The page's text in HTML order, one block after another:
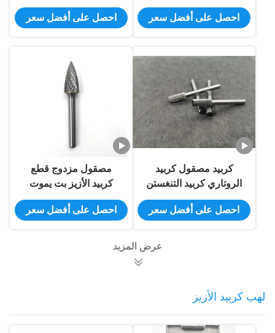
1/4 "X 1" بالحجم الكامل
احصل على أفضل سعر
حجم تخصيص
احصل على أفضل سعر
كربيد مصقول كربيد
الروتاري كربيد التنغستن
ملفات الروتاري بروز
مخصصة شعار
احصل على أفضل سعر
مصقول مزدوج قطع
كربيد الأزيز بت يموت
مطحنة بت للصلب الصلب
احصل على أفضل سعر
عرض المزيد
لهب كربيد الأزيز